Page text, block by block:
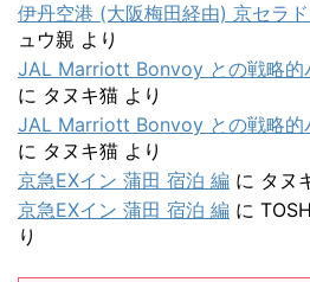
伊丹空港 (大阪梅田経由) 京セラ
ュウ親 より
JAL Marriott Bonvoy との戦略的
に タヌキ猫 より
JAL Marriott Bonvoy との戦略的
に タヌキ猫 より
京急EXイン 蒲田 宿泊 編 に タヌ
京急EXイン 蒲田 宿泊 編 に
り